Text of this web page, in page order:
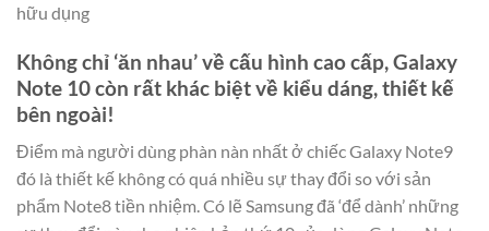
hữu dụng
Không chỉ ‘ăn nhau’ về cấu hình cao cấp, Galaxy
Note 10 còn rất khác biệt về kiểu dáng, thiết kế
bên ngoài!
Điểm mà người dùng phàn nàn nhất ở chiếc Galaxy Note9
đó là thiết kế không có quá nhiều sự thay đổi so với sản
phẩm Note8 tiền nhiệm. Có lẽ Samsung đã ‘để dành’ những